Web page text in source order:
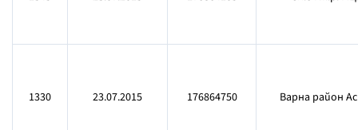
1330 23.07.2015 176864750 Варна район